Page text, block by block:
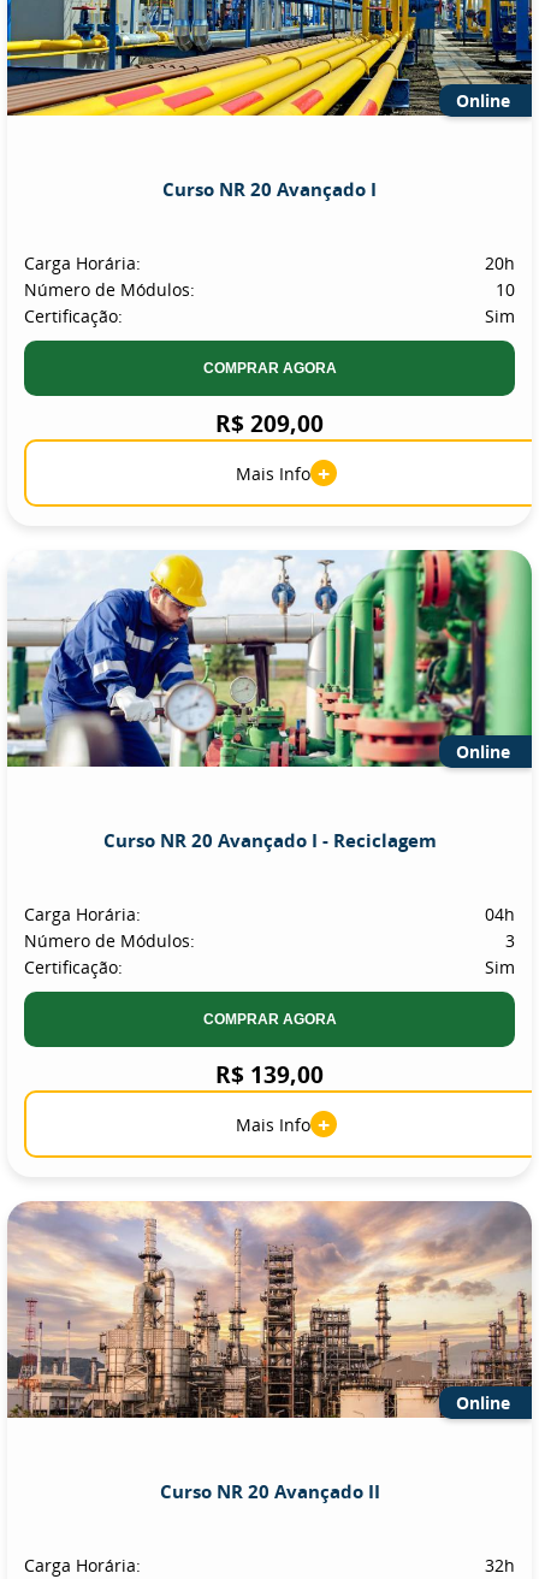
Online
Curso NR 20 Avançado I
Carga Horária:
20h
Número de Módulos:
10
Certificação:
Sim
COMPRAR AGORA
R$ 209,00
Mais Info +
Online
Curso NR 20 Avançado I - Reciclagem
Carga Horária:
04h
Número de Módulos:
3
Certificação:
Sim
COMPRAR AGORA
R$ 139,00
Mais Info +
Online
Curso NR 20 Avançado II
Carga Horária:
32h